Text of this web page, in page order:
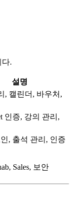
다.
설명
, 캘린더, 바우처,
인증, 강의 관리,
, 출석 관리, 인증
Sales, 보안